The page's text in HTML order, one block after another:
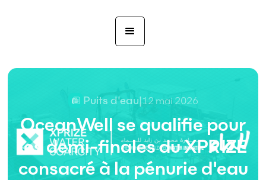
Puits d'eau|12 mai 2026
OceanWell se qualifie pour
les demi-finales du XPRIZE
consacré à la pénurie d'eau